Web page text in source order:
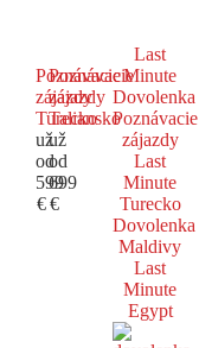
Poznávacie
zájazdy
Turecko
už
od
599
€
Poznávacie
zájazdy
Taliansko
už
od
699
€
Last
Minute
Dovolenka
Poznávacie
zájazdy
Last
Minute
Turecko
Dovolenka
Maldivy
Last
Minute
Egypt